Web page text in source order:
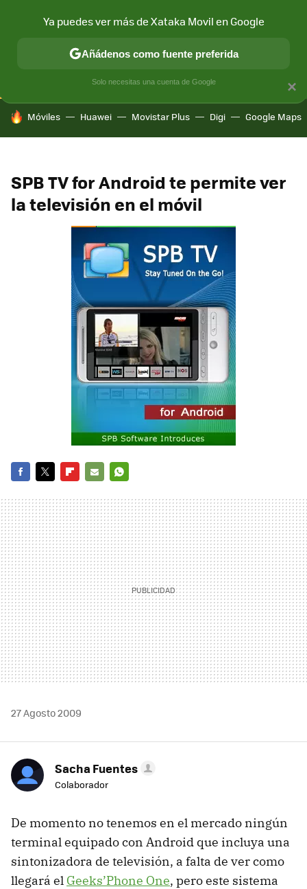
CONECTIVIDAD MÓVIL Y SOCIEDAD APLICACIONES
HOY SE HABLA DE
Móviles Huawei Movistar Plus Digi Google Maps
SPB TV for Android te permite ver
la televisión en el móvil
MAIL
27 Agosto 2009
Sacha Fuentes
Colaborador
De momento no tenemos en el mercado ningún
terminal equipado con Android que incluya una
sintonizadora de televisión, a falta de ver como
llegará el Geeks’Phone One, pero este sistema
×
Ya puedes ver más de Xataka Movil en Google
Añádenos como fuente preferida
Solo necesitas una cuenta de Google